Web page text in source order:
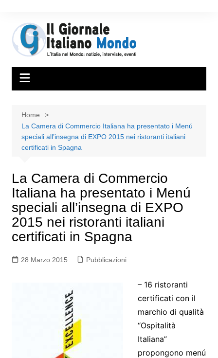
Home
La Camera di Commercio Italiana ha presentato i Menú
speciali all’insegna di EXPO 2015 nei ristoranti italiani
certificati in Spagna
La Camera di Commercio
Italiana ha presentato i Menú
speciali all’insegna di EXPO
2015 nei ristoranti italiani
certificati in Spagna
28 Marzo 2015 Pubblicazioni
– 16 ristoranti
certificati con il
marchio di qualità
“Ospitalità
Italiana”
propongono menú